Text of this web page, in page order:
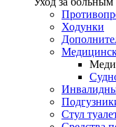
Ходунки
Стул